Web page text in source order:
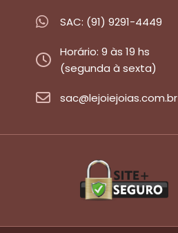
SAC: (91) 9291-4449
Horário: 9 às 19 hs
(segunda à sexta)
sac@lejoiejoias.com.br